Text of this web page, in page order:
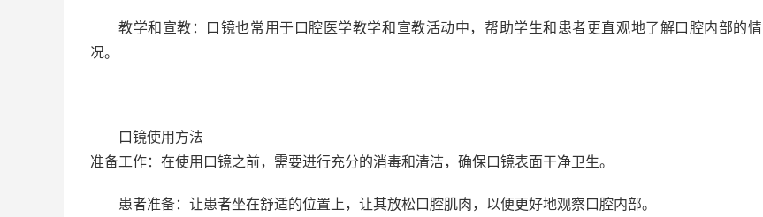
教学和宣教：口镜也常用于口腔医学教学和宣教活动中，帮助学生和患者更直观地了解口腔内部的情
况。
口镜使用方法
准备工作：在使用口镜之前，需要进行充分的消毒和清洁，确保口镜表面干净卫生。
患者准备：让患者坐在舒适的位置上，让其放松口腔肌肉，以便更好地观察口腔内部。